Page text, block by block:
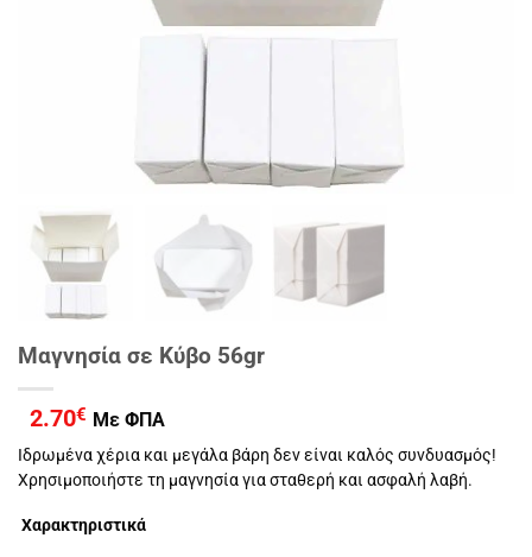
Μαγνησία σε Κύβο 56gr
2.70€ Με ΦΠΑ
Ιδρωμένα χέρια και μεγάλα βάρη δεν είναι καλός συνδυασμός!
Χρησιμοποιήστε τη μαγνησία για σταθερή και ασφαλή λαβή.
Χαρακτηριστικά